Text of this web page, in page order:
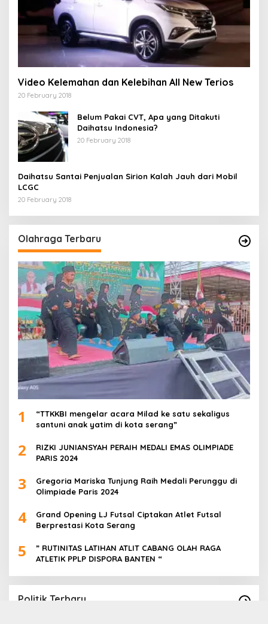
Video Kelemahan dan Kelebihan All New Terios
20 February 2018
Belum Pakai CVT, Apa yang Ditakuti
Daihatsu Indonesia?
20 February 2018
Daihatsu Santai Penjualan Sirion Kalah Jauh dari Mobil
LCGC
20 February 2018
Olahraga Terbaru
1
“TTKKBI mengelar acara Milad ke satu sekaligus
santuni anak yatim di kota serang”
2
RIZKI JUNIANSYAH PERAIH MEDALI EMAS OLIMPIADE
PARIS 2024
3
Gregoria Mariska Tunjung Raih Medali Perunggu di
Olimpiade Paris 2024
4
Grand Opening LJ Futsal Ciptakan Atlet Futsal
Berprestasi Kota Serang
5
” RUTINITAS LATIHAN ATLIT CABANG OLAH RAGA
ATLETIK PPLP DISPORA BANTEN “
Politik Terbaru